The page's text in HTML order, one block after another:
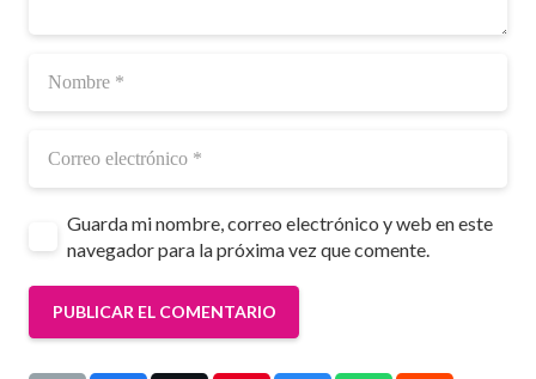
Guarda mi nombre, correo electrónico y web en este
navegador para la próxima vez que comente.
PUBLICAR EL COMENTARIO